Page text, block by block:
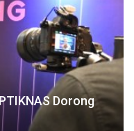
Dorong